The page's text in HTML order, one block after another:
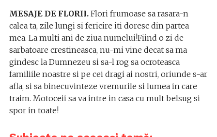
MESAJE DE FLORII.Flori frumoase sa rasara-n
calea ta, zile lungi si fericire iti doresc din partea
mea. La multi ani de ziua numelui!Fiind o zi de
sarbatoare crestineasca, nu-mi vine decat sa ma
gindesc la Dumnezeu si sa-l rog sa ocroteasca
familiile noastre si pe cei dragi ai nostri, oriunde s-ar
afla, si sa binecuvinteze vremurile si lumea in care
traim. Motoceii sa va intre in casa cu mult belsug si
spor in toate!